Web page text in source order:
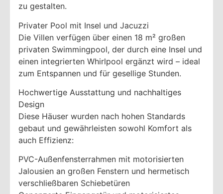
zu gestalten.
Privater Pool mit Insel und Jacuzzi
Die Villen verfügen über einen 18 m² großen
privaten Swimmingpool, der durch eine Insel und
einen integrierten Whirlpool ergänzt wird – ideal
zum Entspannen und für gesellige Stunden.
Hochwertige Ausstattung und nachhaltiges
Design
Diese Häuser wurden nach hohen Standards
gebaut und gewährleisten sowohl Komfort als
auch Effizienz:
PVC-Außenfensterrahmen mit motorisierten
Jalousien an großen Fenstern und hermetisch
verschließbaren Schiebetüren